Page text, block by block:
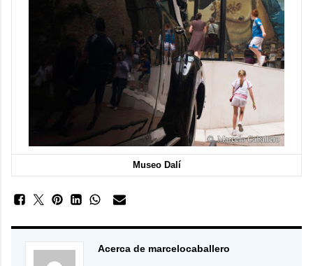
Museo Dalí
Acerca de marcelocaballero